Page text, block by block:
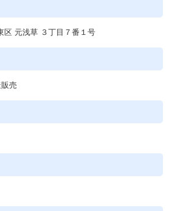
区 元浅草 ３丁目７番１号
売